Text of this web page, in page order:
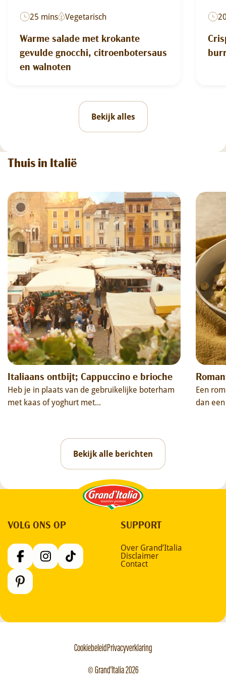
25 mins Vegetarisch
Warme salade met krokante
gevulde gnocchi, citroenbotersaus
en walnoten
Bekijk alles
Thuis in Italië
Italiaans ontbijt; Cappuccino e brioche
Heb je in plaats van de gebruikelijke boterham
met kaas of yoghurt met...
Een
dan
Bekijk alle berichten
Grand'Italia
VOLG ONS OP SUPPORT
Over Grand’Italia
Disclaimer
Contact
CookiebeleidPrivacyverklaring
© Grand'Italia 2026